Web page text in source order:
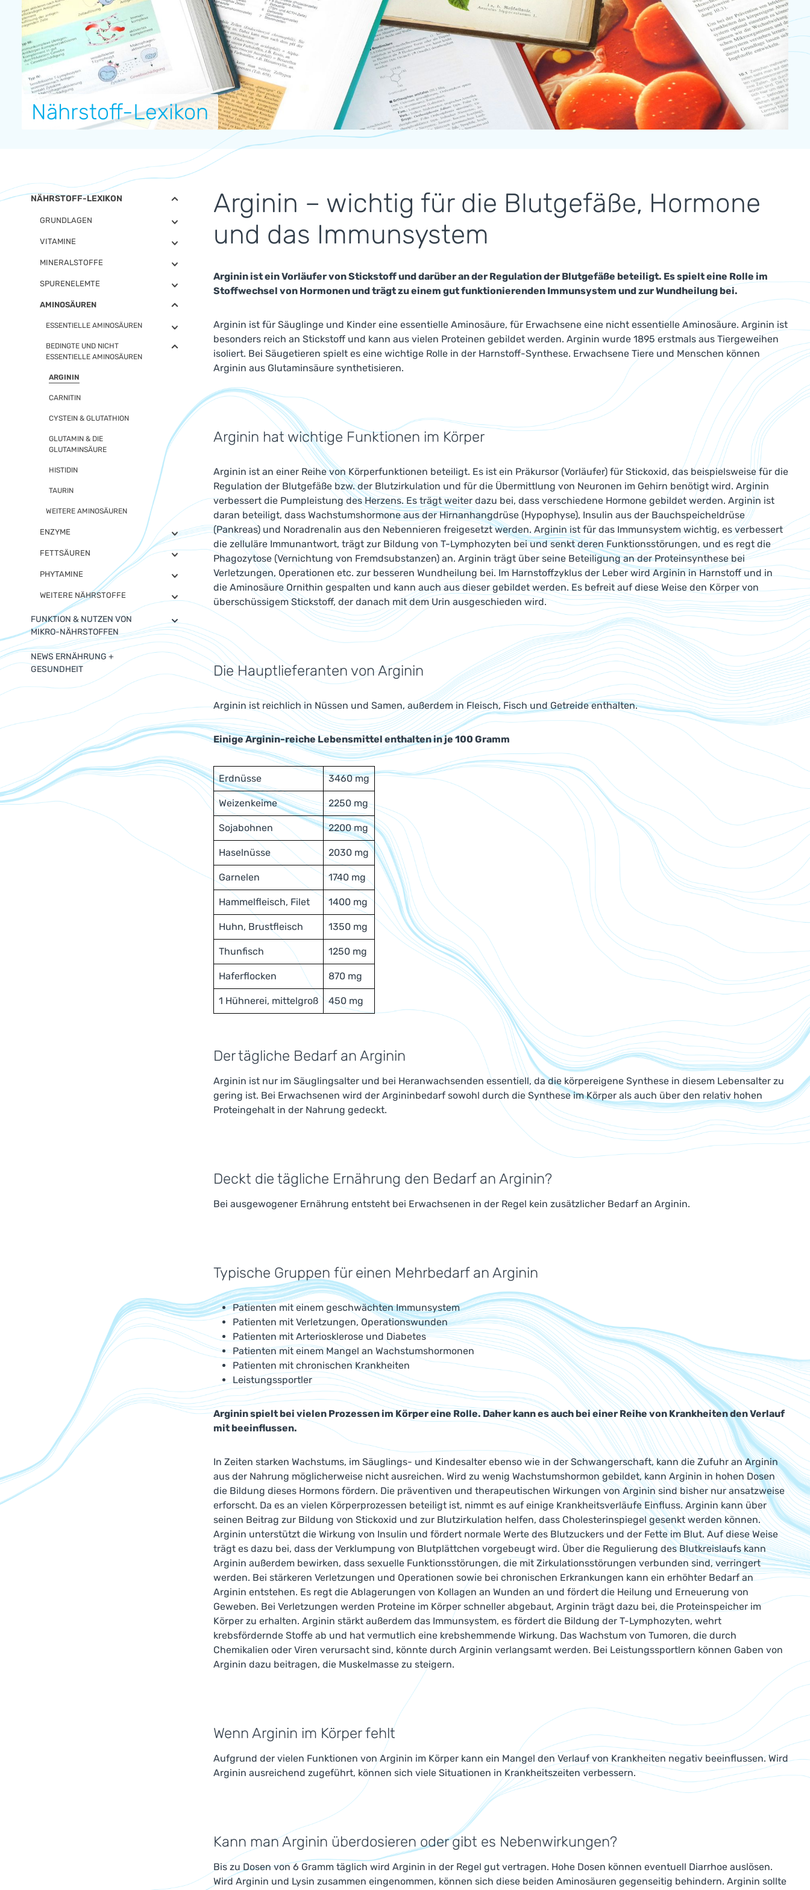
Nährstoff-Lexikon
NÄHRSTOFF-LEXIKON
GRUNDLAGEN
VITAMINE
MINERALSTOFFE
SPURENELEMTE
AMINOSÄUREN
ESSENTIELLE AMINOSÄUREN
BEDINGTE UND NICHT
ESSENTIELLE AMINOSÄUREN
ARGININ
CARNITIN
CYSTEIN & GLUTATHION
GLUTAMIN & DIE
GLUTAMINSÄURE
HISTIDIN
TAURIN
WEITERE AMINOSÄUREN
ENZYME
FETTSÄUREN
PHYTAMINE
WEITERE NÄHRSTOFFE
FUNKTION & NUTZEN VON
MIKRO-NÄHRSTOFFEN
NEWS ERNÄHRUNG +
GESUNDHEIT
Arginin – wichtig für die Blutgefäße, Hormone
und das Immunsystem
Arginin ist ein Vorläufer von Stickstoff und darüber an der Regulation der Blutgefäße beteiligt. Es spielt eine Rolle im
Stoffwechsel von Hormonen und trägt zu einem gut funktionierenden Immunsystem und zur Wundheilung bei.
Arginin ist für Säuglinge und Kinder eine essentielle Aminosäure, für Erwachsene eine nicht essentielle Aminosäure. Arginin ist
besonders reich an Stickstoff und kann aus vielen Proteinen gebildet werden. Arginin wurde 1895 erstmals aus Tiergeweihen
isoliert. Bei Säugetieren spielt es eine wichtige Rolle in der Harnstoff-Synthese. Erwachsene Tiere und Menschen können
Arginin aus Glutaminsäure synthetisieren.
Arginin hat wichtige Funktionen im Körper
Arginin ist an einer Reihe von Körperfunktionen beteiligt. Es ist ein Präkursor (Vorläufer) für Stickoxid, das beispielsweise für die
Regulation der Blutgefäße bzw. der Blutzirkulation und für die Übermittlung von Neuronen im Gehirn benötigt wird. Arginin
verbessert die Pumpleistung des Herzens. Es trägt weiter dazu bei, dass verschiedene Hormone gebildet werden. Arginin ist
daran beteiligt, dass Wachstumshormone aus der Hirnanhangdrüse (Hypophyse), Insulin aus der Bauchspeicheldrüse
(Pankreas) und Noradrenalin aus den Nebennieren freigesetzt werden. Arginin ist für das Immunsystem wichtig, es verbessert
die zelluläre Immunantwort, trägt zur Bildung von T-Lymphozyten bei und senkt deren Funktionsstörungen, und es regt die
Phagozytose (Vernichtung von Fremdsubstanzen) an. Arginin trägt über seine Beteiligung an der Proteinsynthese bei
Verletzungen, Operationen etc. zur besseren Wundheilung bei. Im Harnstoffzyklus der Leber wird Arginin in Harnstoff und in
die Aminosäure Ornithin gespalten und kann auch aus dieser gebildet werden. Es befreit auf diese Weise den Körper von
überschüssigem Stickstoff, der danach mit dem Urin ausgeschieden wird.
Die Hauptlieferanten von Arginin
Arginin ist reichlich in Nüssen und Samen, außerdem in Fleisch, Fisch und Getreide enthalten.
Einige Arginin-reiche Lebensmittel enthalten in je 100 Gramm
Erdnüsse 3460 mg
Weizenkeime 2250 mg
Sojabohnen 2200 mg
Haselnüsse 2030 mg
Garnelen 1740 mg
Hammelfleisch, Filet 1400 mg
Huhn, Brustfleisch 1350 mg
Thunfisch 1250 mg
Haferflocken 870 mg
1 Hühnerei, mittelgroß 450 mg
Der tägliche Bedarf an Arginin
Arginin ist nur im Säuglingsalter und bei Heranwachsenden essentiell, da die körpereigene Synthese in diesem Lebensalter zu
gering ist. Bei Erwachsenen wird der Argininbedarf sowohl durch die Synthese im Körper als auch über den relativ hohen
Proteingehalt in der Nahrung gedeckt.
Deckt die tägliche Ernährung den Bedarf an Arginin?
Bei ausgewogener Ernährung entsteht bei Erwachsenen in der Regel kein zusätzlicher Bedarf an Arginin.
Typische Gruppen für einen Mehrbedarf an Arginin
Patienten mit einem geschwächten Immunsystem
Patienten mit Verletzungen, Operationswunden
Patienten mit Arteriosklerose und Diabetes
Patienten mit einem Mangel an Wachstumshormonen
Patienten mit chronischen Krankheiten
Leistungssportler
Arginin spielt bei vielen Prozessen im Körper eine Rolle. Daher kann es auch bei einer Reihe von Krankheiten den Verlauf
mit beeinflussen.
In Zeiten starken Wachstums, im Säuglings- und Kindesalter ebenso wie in der Schwangerschaft, kann die Zufuhr an Arginin
aus der Nahrung möglicherweise nicht ausreichen. Wird zu wenig Wachstumshormon gebildet, kann Arginin in hohen Dosen
die Bildung dieses Hormons fördern. Die präventiven und therapeutischen Wirkungen von Arginin sind bisher nur ansatzweise
erforscht. Da es an vielen Körperprozessen beteiligt ist, nimmt es auf einige Krankheitsverläufe Einfluss. Arginin kann über
seinen Beitrag zur Bildung von Stickoxid und zur Blutzirkulation helfen, dass Cholesterinspiegel gesenkt werden können.
Arginin unterstützt die Wirkung von Insulin und fördert normale Werte des Blutzuckers und der Fette im Blut. Auf diese Weise
trägt es dazu bei, dass der Verklumpung von Blutplättchen vorgebeugt wird. Über die Regulierung des Blutkreislaufs kann
Arginin außerdem bewirken, dass sexuelle Funktionsstörungen, die mit Zirkulationsstörungen verbunden sind, verringert
werden. Bei stärkeren Verletzungen und Operationen sowie bei chronischen Erkrankungen kann ein erhöhter Bedarf an
Arginin entstehen. Es regt die Ablagerungen von Kollagen an Wunden an und fördert die Heilung und Erneuerung von
Geweben. Bei Verletzungen werden Proteine im Körper schneller abgebaut, Arginin trägt dazu bei, die Proteinspeicher im
Körper zu erhalten. Arginin stärkt außerdem das Immunsystem, es fördert die Bildung der T-Lymphozyten, wehrt
krebsfördernde Stoffe ab und hat vermutlich eine krebshemmende Wirkung. Das Wachstum von Tumoren, die durch
Chemikalien oder Viren verursacht sind, könnte durch Arginin verlangsamt werden. Bei Leistungssportlern können Gaben von
Arginin dazu beitragen, die Muskelmasse zu steigern.
Wenn Arginin im Körper fehlt
Aufgrund der vielen Funktionen von Arginin im Körper kann ein Mangel den Verlauf von Krankheiten negativ beeinflussen. Wird
Arginin ausreichend zugeführt, können sich viele Situationen in Krankheitszeiten verbessern.
Kann man Arginin überdosieren oder gibt es Nebenwirkungen?
Bis zu Dosen von 6 Gramm täglich wird Arginin in der Regel gut vertragen. Hohe Dosen können eventuell Diarrhoe auslösen.
Wird Arginin und Lysin zusammen eingenommen, können sich diese beiden Aminosäuren gegenseitig behindern. Arginin sollte